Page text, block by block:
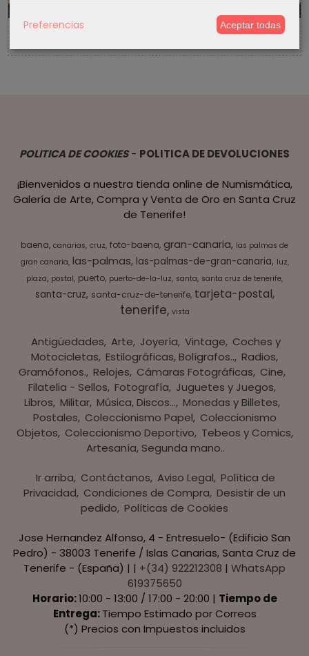
POLITICA DE COOKIES- POLITICA DE DEVOLUCIONES
¡Bienvenidos a nuestra tienda online de Numismática,
Galería de Arte, Compra y Venta de Oro en Santa Cruz
de Tenerife!
baena canarias cruz foto-baena gran-canaria las palmas de
gran canaria las-palmas las-palmas-de-gran-canaria luz
plaza postal puerto puerto-de-la-luz santa santa cruz de tenerife
santa-cruz santa-cruz-de-tenerife tarjeta-postal
tenerife vista
Antigüedades Arte Joyería Vintage Coches y
Motocicletas Estilográficas, Bolígrafos.. Radios,
Gramófonos. Relojes Cámaras Fotográficas Cine
Filatelia - Sellos Fotografía Juguetes y Juegos
Libros Militar Música, Discos... Monedas y Billetes
Postales Coleccionismo Papel Coleccionismo
Objetos Coleccionismo Deportivo Tebeos y Comics
Artesanía, Segunda mano..
Ir arriba Contáctanos Aviso Legal Política de
Privacidad Condiciones de Compra Desistir de un
pedido Políticas de Cookies
Jose Hernandez Alfonso, 4 - Entresuelo- (Edificio San
Pedro) - 38003 Tenerife / Islas Canarias, Santa Cruz de
Tenerife - (España) | | +(34) 922212308 | WhatsApp
619375650
Horario:10:00 - 13:00 / 17:00 - 20:00 | Tiempo de
Entrega:Tiempo Estimado por Correos
(*) Precios con Impuestos incluidos
Preferencias Aceptar todas